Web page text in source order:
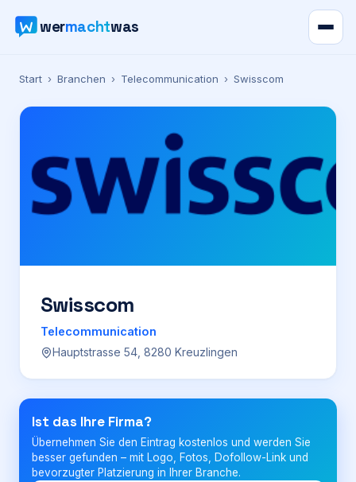
wermachtwas
Verzeichnis
Karte
News
Ratgeber
Preise
Für Firmen
Login
Firma eintragen
Start › Branchen › Telecommunication › Swisscom
Swisscom
Telecommunication
Hauptstrasse 54, 8280 Kreuzlingen
Ist das Ihre Firma?
Übernehmen Sie den Eintrag kostenlos und werden Sie
besser gefunden – mit Logo, Fotos, Dofollow-Link und
bevorzugter Platzierung in Ihrer Branche.